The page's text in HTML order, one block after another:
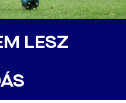
LESZ